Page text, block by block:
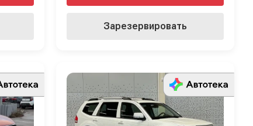
Зарезервировать